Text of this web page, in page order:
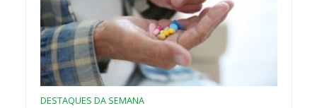
DESTAQUES DA SEMANA